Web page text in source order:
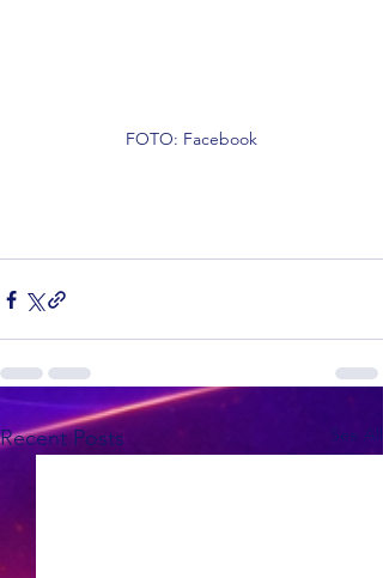
FOTO: Facebook
Recent Posts See All